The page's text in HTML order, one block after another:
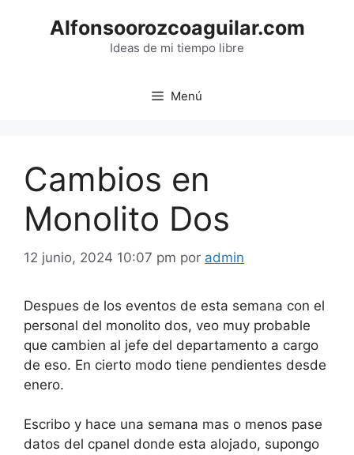
Alfonsoorozcoaguilar.com
Ideas de mi tiempo libre
Menú
Cambios en
Monolito Dos
12 junio, 2024 10:07 pm por admin
Despues de los eventos de esta semana con el
personal del monolito dos, veo muy probable
que cambien al jefe del departamento a cargo
de eso. En cierto modo tiene pendientes desde
enero.
Escribo y hace una semana mas o menos pase
datos del cpanel donde esta alojado, supongo